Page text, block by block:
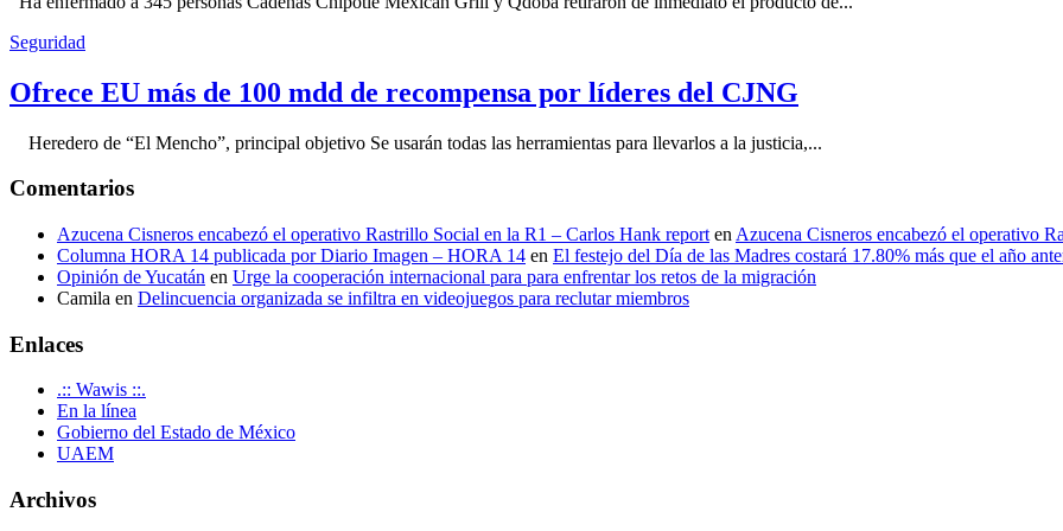
Seguridad
Ofrece EU más de 100 mdd de recompensa por líderes del CJNG
Heredero de “El Mencho”, principal objetivo Se usarán todas las herramientas para llevarlos a la justicia,...
Comentarios
Azucena Cisneros encabezó el operativo Rastrillo Social en la R1 – Carlos Hank report en Azucena Cisneros encabezó el operativo
Columna HORA 14 publicada por Diario Imagen – HORA 14 en El festejo del Día de las Madres costará 17.80% más que el año
Opinión de Yucatán en Urge la cooperación internacional para para enfrentar los retos de la migración
Camila en Delincuencia organizada se infiltra en videojuegos para reclutar miembros
Enlaces
.:: Wawis ::.
En la línea
Gobierno del Estado de México
UAEM
Archivos